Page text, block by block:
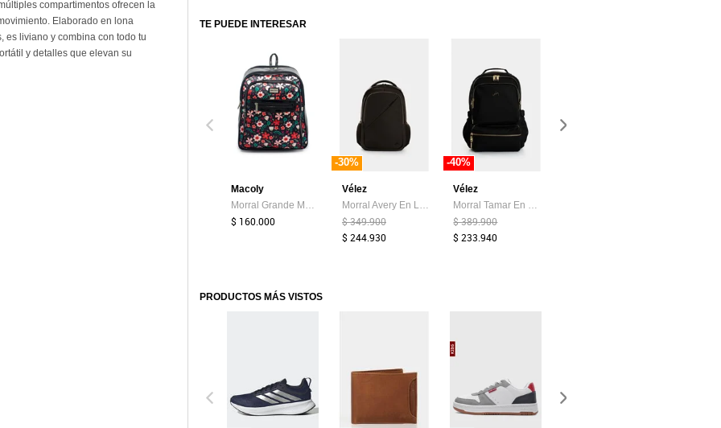
compartimentos ofrecen la
Elaborado en lona
es liviano y combina con todo tu
y detalles que elevan su
TE PUEDE INTERESAR
Macoly
$ 160.000
-30%
Vélez
$ 349.900
$ 244.930
-40%
Vélez
$ 389.900
$ 233.940
PRODUCTOS MÁS VISTOS